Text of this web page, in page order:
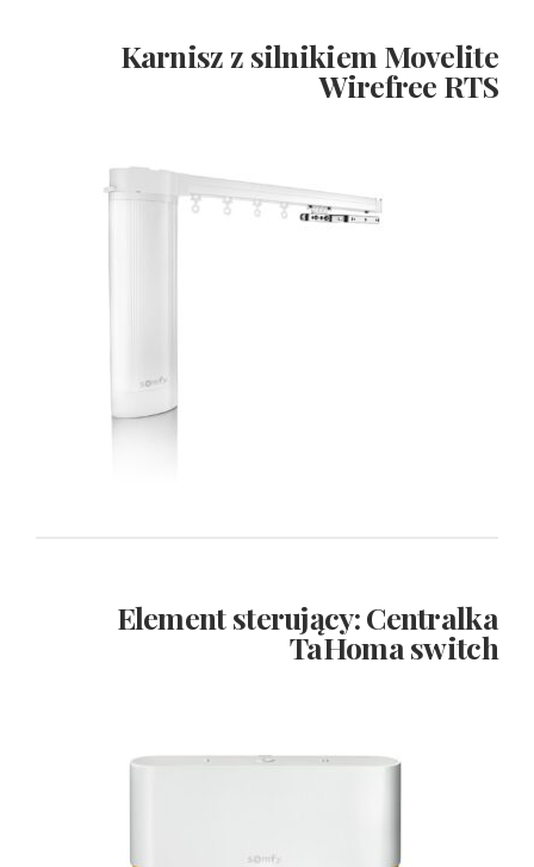
Karnisz z silnikiem Movelite
Wirefree RTS
Element sterujący: Centralka
TaHoma switch